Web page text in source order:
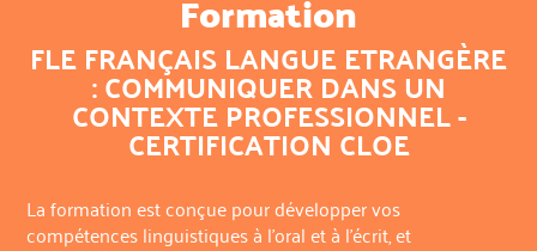
Formation
FLE FRANÇAIS LANGUE ETRANGÈRE
: COMMUNIQUER DANS UN
CONTEXTE PROFESSIONNEL -
CERTIFICATION CLOE
La formation est conçue pour développer vos
compétences linguistiques à l’oral et à l’écrit, et